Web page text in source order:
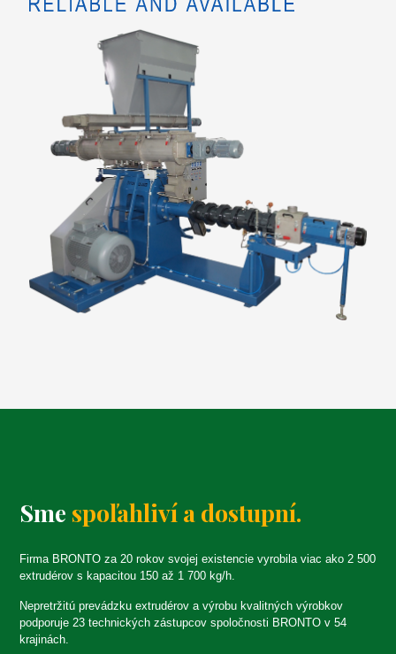
Sme spoľahliví a dostupní.
Firma BRONTO za 20 rokov svojej existencie vyrobila viac ako 2 500
extrudérov s kapacitou 150 až 1 700 kg/h.
Nepretržitú prevádzku extrudérov a výrobu kvalitných výrobkov
podporuje 23 technických zástupcov spoločnosti BRONTO v 54
krajinách.